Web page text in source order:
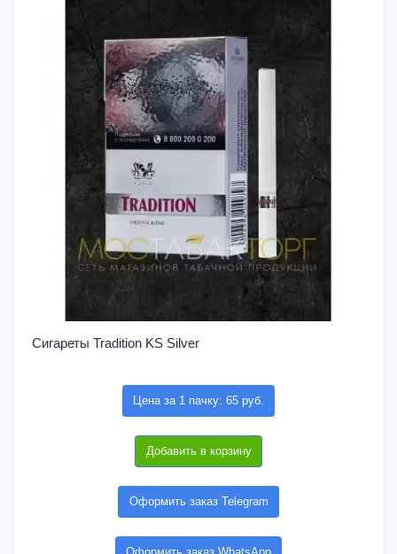
Сигареты Tradition KS Silver
Цена за 1 пачку: 65 руб.
Добавить в корзину
Оформить заказ Telegram